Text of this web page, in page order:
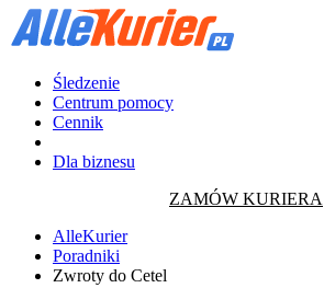
Śledzenie
Centrum pomocy
Cennik
Dla biznesu
ZAMÓW KURIERA
AlleKurier
Poradniki
Zwroty do Cetel